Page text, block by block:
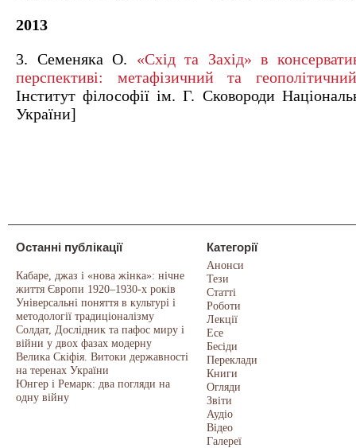
2013
3. Семеняка О. «Схід та Захід» в
перспективі: метафізичний та
Інститут філософії ім. Г. Сковороди
України]
Останні публікації
Кабаре, джаз і «нова жінка»: нічне
життя Європи 1920–1930-х років
Універсальні поняття в культурі і
методології традиціоналізму
Солдат, Дослідник та пафос миру і
війни у двох фазах модерну
Велика Скіфія. Витоки державності
на теренах України
Юнгер і Ремарк: два погляди на
одну війну
Категорії
Анонси
Тези
Статті
Роботи
Лекції
Есе
Бесіди
Переклади
Книги
Огляди
Звіти
Аудіо
Відео
Галереї